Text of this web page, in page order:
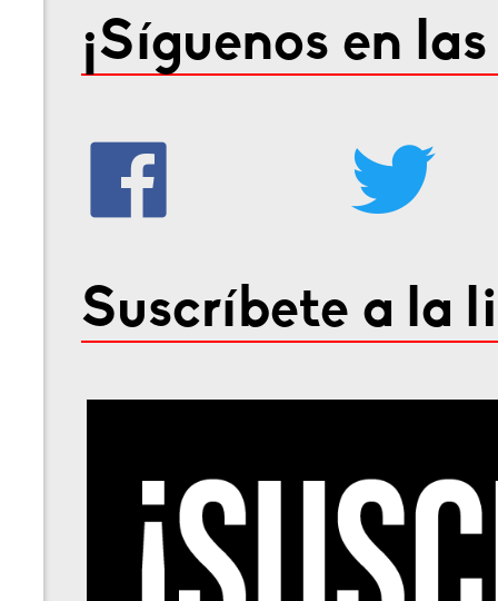
¡Síguenos en
Suscríbete a la